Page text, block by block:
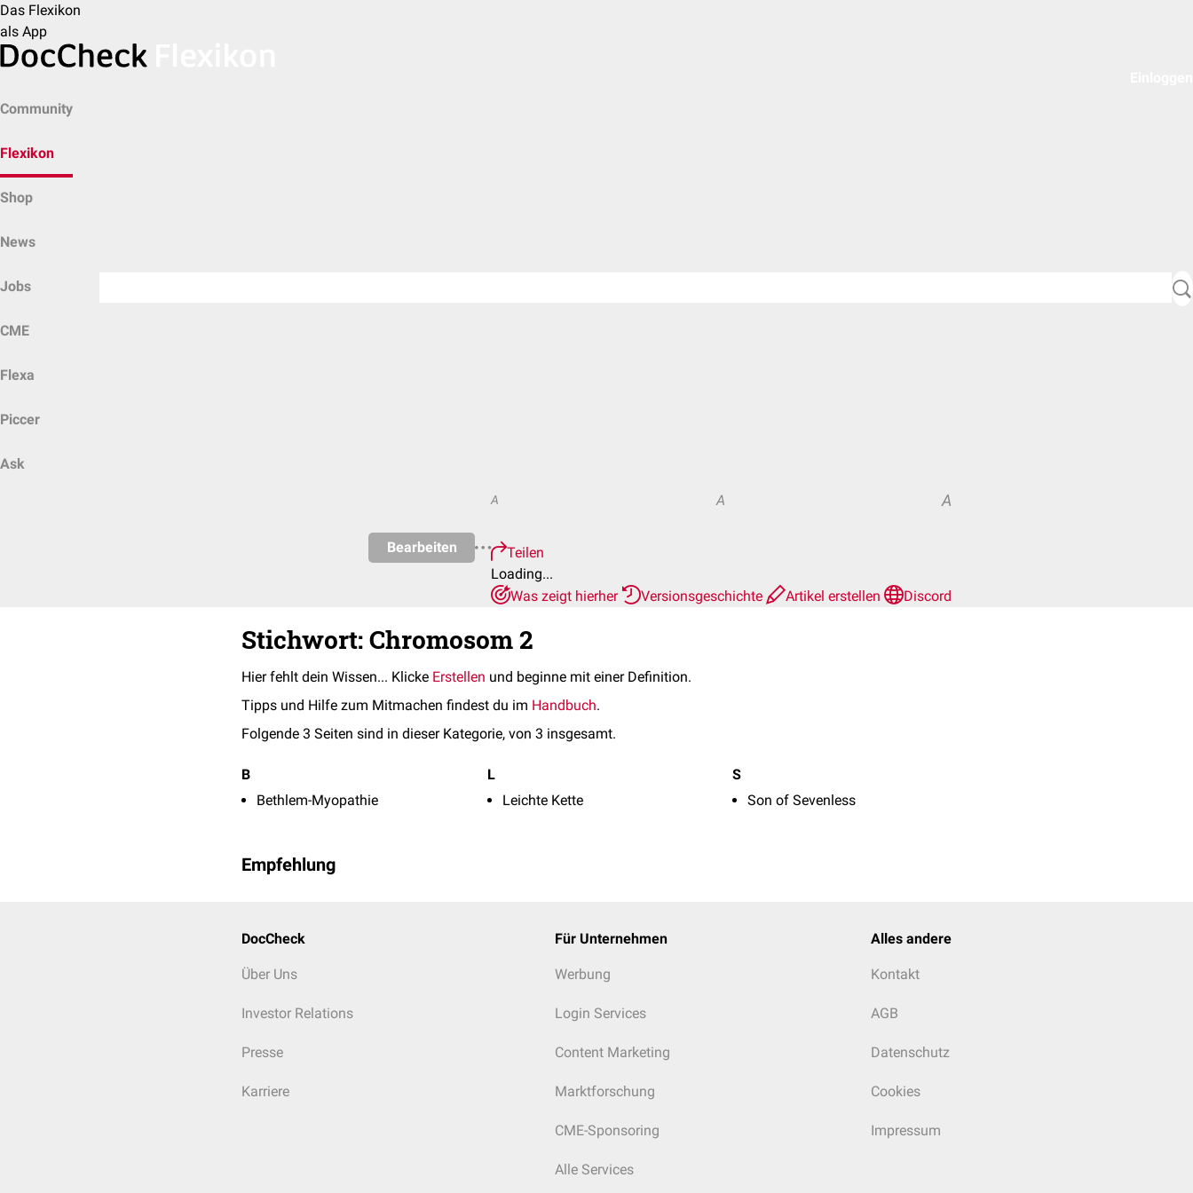
Das Flexikon
als App
Community
Flexikon
Shop
News
Jobs
CME
Flexa
Piccer
Ask
Bearbeiten
A A A
Teilen
Loading...
Was zeigt hierher
Versionsgeschichte Artikel erstellen Discord
Stichwort: Chromosom 2
Hier fehlt dein Wissen... Klicke Erstellen und beginne mit einer Definition.
Tipps und Hilfe zum Mitmachen findest du im Handbuch.
Folgende 3 Seiten sind in dieser Kategorie, von 3 insgesamt.
B
Bethlem-Myopathie
L
Leichte Kette
S
Son of Sevenless
Empfehlung
DocCheck
Über Uns
Investor Relations
Presse
Karriere
Für Unternehmen
Werbung
Login Services
Content Marketing
Marktforschung
CME-Sponsoring
Alle Services
Alles andere
Kontakt
AGB
Datenschutz
Cookies
Impressum